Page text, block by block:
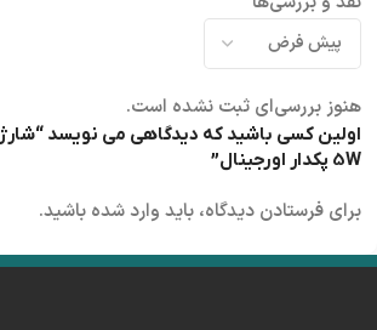
هنوز بررسی‌ای ثبت نشده است.
5W پکدار اورجینال”
برای فرستادن دیدگاه، باید وارد شده باشید.